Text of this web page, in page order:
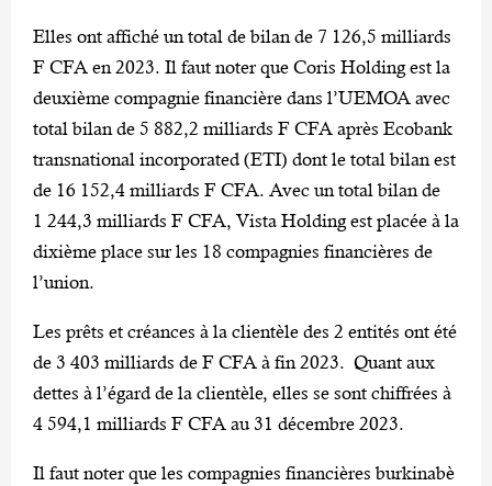
Elles ont affiché un total de bilan de 7 126,5 milliards
F CFA en 2023. Il faut noter que Coris Holding est la
deuxième compagnie financière dans l’UEMOA avec
total bilan de 5 882,2 milliards F CFA après Ecobank
transnational incorporated (ETI) dont le total bilan est
de 16 152,4 milliards F CFA. Avec un total bilan de
1 244,3 milliards F CFA, Vista Holding est placée à la
dixième place sur les 18 compagnies financières de
l’union.
Les prêts et créances à la clientèle des 2 entités ont été
de 3 403 milliards de F CFA à fin 2023. Quant aux
dettes à l’égard de la clientèle, elles se sont chiffrées à
4 594,1 milliards F CFA au 31 décembre 2023.
Il faut noter que les compagnies financières burkinabè